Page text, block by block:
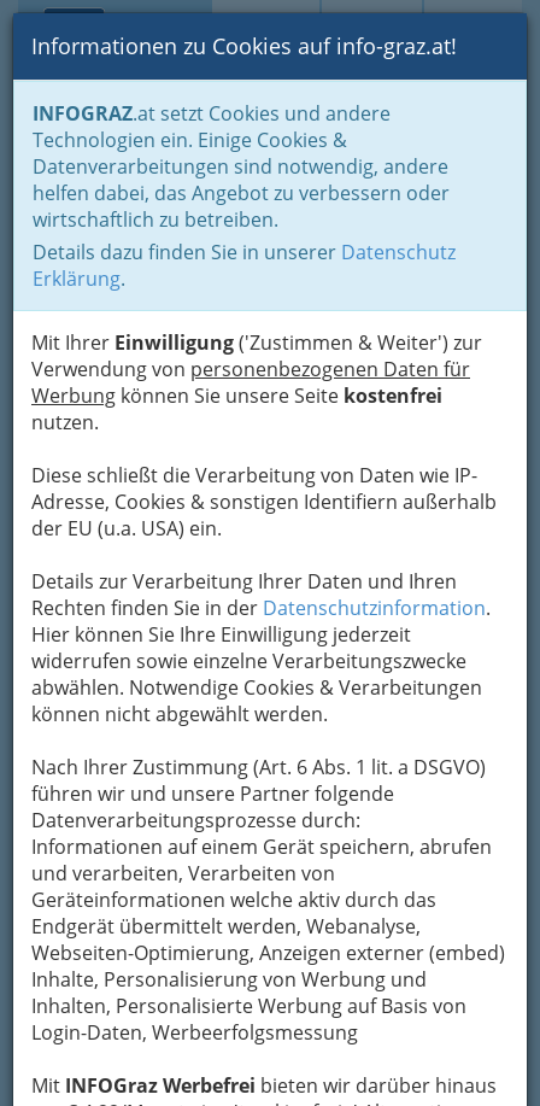
Suche Login Toggle
Informationen zu Cookies auf info-graz.at!
INFOGRAZ.at setzt Cookies und andere
Technologien ein. Einige Cookies &
Datenverarbeitungen sind notwendig, andere
helfen dabei, das Angebot zu verbessern oder
wirtschaftlich zu betreiben.
Details dazu finden Sie in unserer Datenschutz
Erklärung.
Mit Ihrer Einwilligung('Zustimmen & Weiter') zur
Verwendung von personenbezogenen Daten für
Werbung können Sie unsere Seite kostenfrei
nutzen.
Diese schließt die Verarbeitung von Daten wie IP-
Adresse, Cookies & sonstigen Identifiern außerhalb
der EU (u.a. USA) ein.
Details zur Verarbeitung Ihrer Daten und Ihren
Rechten finden Sie in der Datenschutzinformation.
Hier können Sie Ihre Einwilligung jederzeit
widerrufen sowie einzelne Verarbeitungszwecke
abwählen. Notwendige Cookies & Verarbeitungen
können nicht abgewählt werden.
Nach Ihrer Zustimmung (Art. 6 Abs. 1 lit. a DSGVO)
führen wir und unsere Partner folgende
Datenverarbeitungsprozesse durch:
Informationen auf einem Gerät speichern, abrufen
und verarbeiten, Verarbeiten von
Geräteinformationen welche aktiv durch das
Endgerät übermittelt werden, Webanalyse,
Webseiten-Optimierung, Anzeigen externer (embed)
Inhalte, Personalisierung von Werbung und
Inhalten, Personalisierte Werbung auf Basis von
Login-Daten, Werbeerfolgsmessung
Mit INFOGraz Werbefrei bieten wir darüber hinaus
Home Branchen
Tourismus - Reisen - Ausflüge
Ausflüge nahe Graz - Sehenswürdigkeiten, Sport, Erlebnis
Steiermark
Kultur-Ausflüge
Österreichisches
Luftfahrtmuseum
Thalerhofstraße 52, 8073 Feldkirchen
+43 664 204 10 82
Karte
Karte anzeigen
Kontaktaufnahme
Um die Info-Graz Firmenvor Spam-Mails zu
bewahren, verwenden wir an dieser Stelle zur
Übermittlung Ihrer Nachricht ein sicheres
Formular. Ihre Nachricht wird nach dem
Absenden umgehend per Mail an das
Unternehmen Österreichisches
Luftfahrtmuseum weitergeleitet.
Mein Name
Meine Email Adresse
Mein Betreff